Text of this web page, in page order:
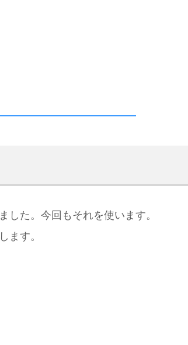
した。今回もそれを使います。
ます。